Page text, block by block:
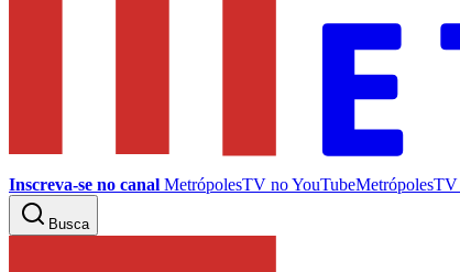
Inscreva-se no canal MetrópolesTV noYouTubeMetrópolesTV
Busca